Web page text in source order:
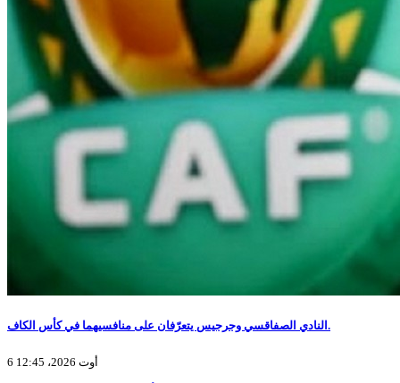
النادي الصفاقسي وجرجيس يتعرّفان على منافسيهما في كأس الكاف.
6 أوت 2026، 12:45